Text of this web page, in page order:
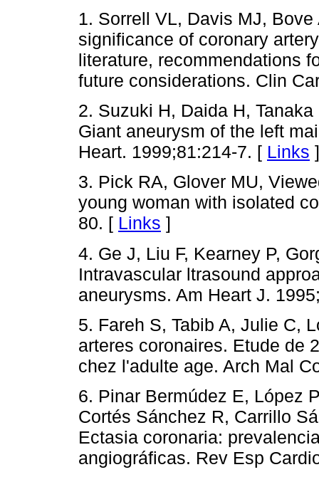
1. Sorrell VL, Davis MJ,
significance of coronary
literature, recommendations
future considerations. Clin
2. Suzuki H, Daida H,
Giant aneurysm of the left
Heart. 1999;81:214-7. [ Links ]
3. Pick RA, Glover MU,
young woman with isolated
80. [ Links ]
4. Ge J, Liu F, Kearney P,
Intravascular ltrasound
aneurysms. Am Heart J.
5. Fareh S, Tabib A, Julie C,
arteres coronaires. Etude de
chez l'adulte age. Arch Mal
6. Pinar Bermúdez E, López
Cortés Sánchez R, Carrillo
Ectasia coronaria:
angiográficas. Rev Esp